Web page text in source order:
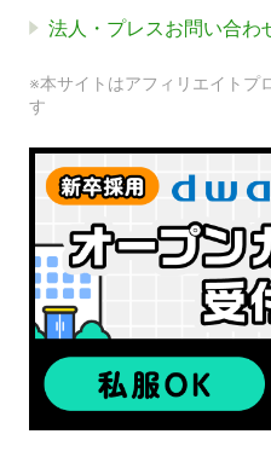
法人・プレスお問い合わ
※本サイトはアフィリエイトプ
す